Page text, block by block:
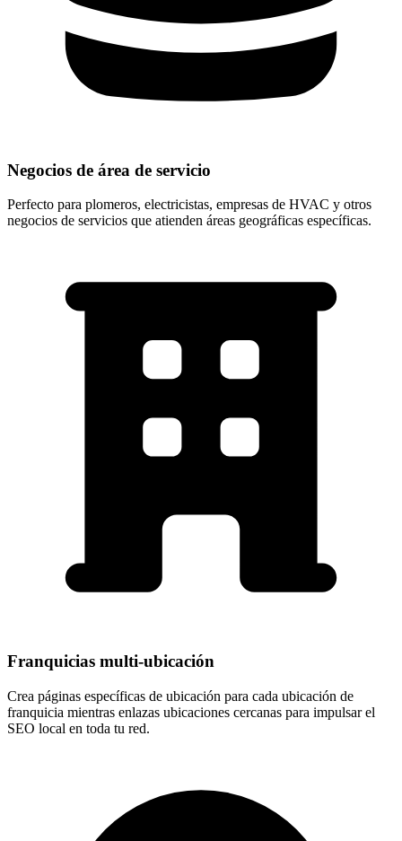
Negocios de área de servicio
Perfecto para plomeros, electricistas, empresas de HVAC y otros
negocios de servicios que atienden áreas geográficas específicas.
Franquicias multi-ubicación
Crea páginas específicas de ubicación para cada ubicación de
franquicia mientras enlazas ubicaciones cercanas para impulsar el
SEO local en toda tu red.